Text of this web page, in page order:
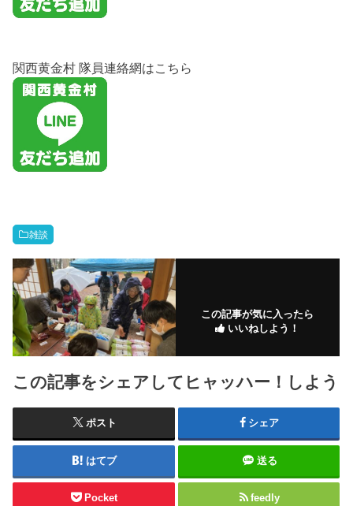
関西黄金村 隊員連絡網はこちら
雑談
この記事が気に入ったら
いいねしよう！
この記事をシェアしてヒャッハー！しよう
ポスト シェア
はてブ 送る
Pocket feedly